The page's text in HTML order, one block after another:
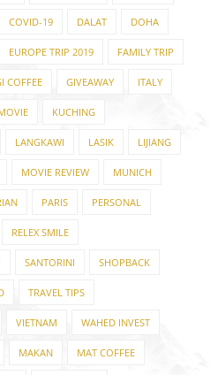
COVID-19 DALAT DOHA
EUROPE TRIP 2019 FAMILY TRIP
COFFEE GIVEAWAY ITALY
KUCHING
LANGKAWI LASIK LIJIANG
MOVIE REVIEW MUNICH
PARIS PERSONAL
RELEX SMILE
SANTORINI SHOPBACK
TRAVEL TIPS
VIETNAM WAHED INVEST
MAKAN MAT COFFEE